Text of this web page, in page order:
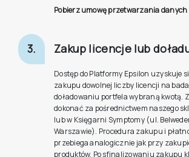
Pobierz umowę przetwarzania danych
3. Zakup licencje lub
Dostęp do Platformy Epsilon uzyskuje
zakupu dowolnej liczby licencji na
doładowaniu portfela wybraną kwotą.
dokonać za pośrednictwem naszego
lub w Księgarni Symptomy (ul.
Warszawie). Procedura zakupu i
przebiega analogicznie jak przy
produktów. Po sfinalizowaniu zakupu